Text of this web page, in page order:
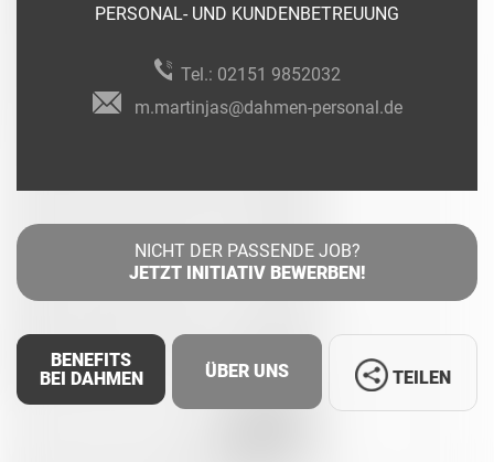
PERSONAL- UND KUNDENBETREUUNG
Tel.: 02151 9852032
m.martinjas@dahmen-personal.de
NICHT DER PASSENDE JOB?
JETZT INITIATIV BEWERBEN!
BENEFITS
BEI DAHMEN
ÜBER UNS TEILEN